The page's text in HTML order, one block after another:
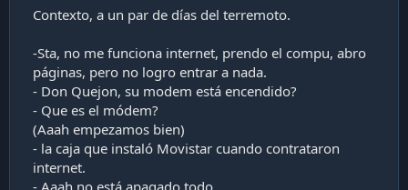
Contexto, a un par de días del terremoto.
-Sta, no me funciona internet, prendo el compu, abro
páginas, pero no logro entrar a nada.
- Don Quejon, su modem está encendido?
- Que es el módem?
(Aaah empezamos bien)
- la caja que instaló Movistar cuando contrataron
internet.
- Aaah no está apagado todo.